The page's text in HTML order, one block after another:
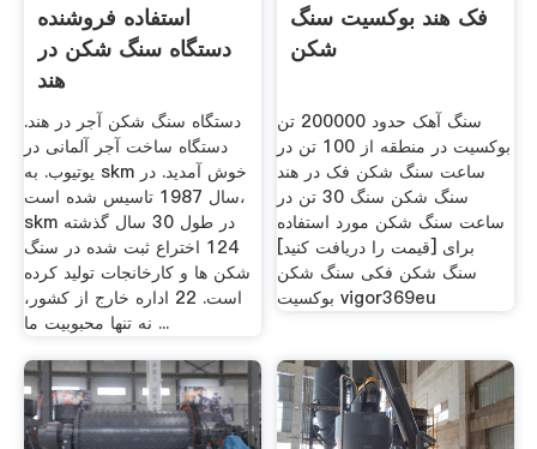
استفاده فروشنده
دستگاه سنگ شکن در
هند
دستگاه سنگ شکن آجر در هند.
دستگاه ساخت آجر آلمانی در
یوتیوب. به skm خوش آمدید. در
سال 1987 تاسیس شده است،
skm در طول 30 سال گذشته
124 اختراع ثبت شده در سنگ
شکن ها و کارخانجات تولید کرده
است. 22 اداره خارج از کشور،
نه تنها محبوبیت ما ...
فک هند بوکسیت سنگ
شکن
سنگ آهک حدود 200000 تن
بوکسیت در منطقه از 100 تن در
ساعت سنگ شکن فک در هند
سنگ شکن سنگ 30 تن در
ساعت سنگ شکن مورد استفاده
برای [قیمت را دریافت کنید]
سنگ شکن فکی سنگ شکن
بوکسیت vigor369eu